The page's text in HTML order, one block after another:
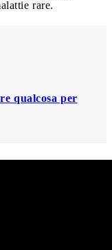
rare.
qualcosa per